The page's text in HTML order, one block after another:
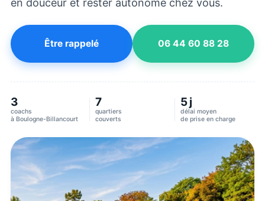
en douceur et rester autonome chez vous.
Être rappelé 06 44 60 88 28
3
coachs
à Boulogne-Billancourt
7
quartiers
couverts
5 j
délai moyen
de prise en charge